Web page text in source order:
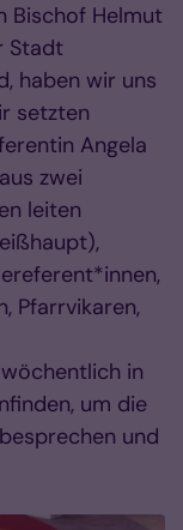
Bischof Helmut
Stadt
haben wir uns
setzten
Angela
zwei
leiten
Pfarrvikaren,
in
um die
und